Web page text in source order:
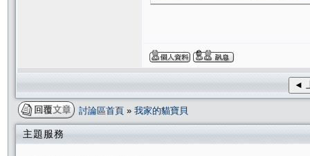
◄
討論區首頁 » 我家的貓寶貝
主題服務